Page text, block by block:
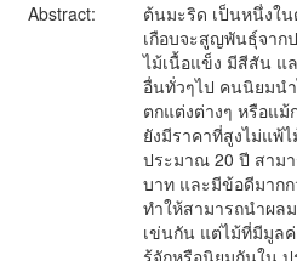
Abstract:
ต้นมะริด เป็นหนึ่งใ
เกือบจะสูญพันธุ์จาก
ไม้เนื้อแข็ง มีสีสัน แ
อื่นทั่วๆไป คนนิยมนำ
ตกแต่งต่างๆ หรือแ
ยังมีราคาที่สูงไม่แพ้
ประมาณ 20 ปี สาม
บาท และมีข้อดีมาก
ทำให้สามารถนำผล
เข่นกัน แต่ไม้ที่มีมูล
รู้จักหรือนิยมกันใน